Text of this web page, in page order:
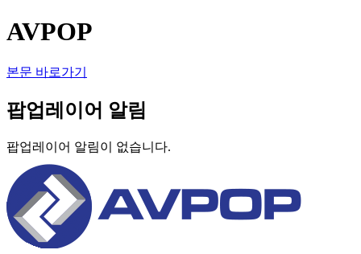
AVPOP
본문 바로가기
팝업레이어 알림
팝업레이어 알림이 없습니다.